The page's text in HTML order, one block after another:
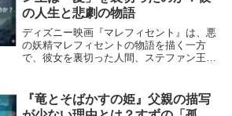
の人生と悲劇の物語
ディズニー映画『マレフィセント』は、悪
の妖精マレフィセントの物語を描く一方
で、彼女を裏切った人間、ステファン王の
切り、権力に固執する冷酷な王になったの
でしょうか？彼...
『竜とそばかすの姫』父親の描写